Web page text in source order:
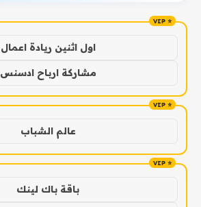
اول اثنين ريادة اعمال
مشاركة ارباح ادسنس
عالم الشباب
باقة باك لينك